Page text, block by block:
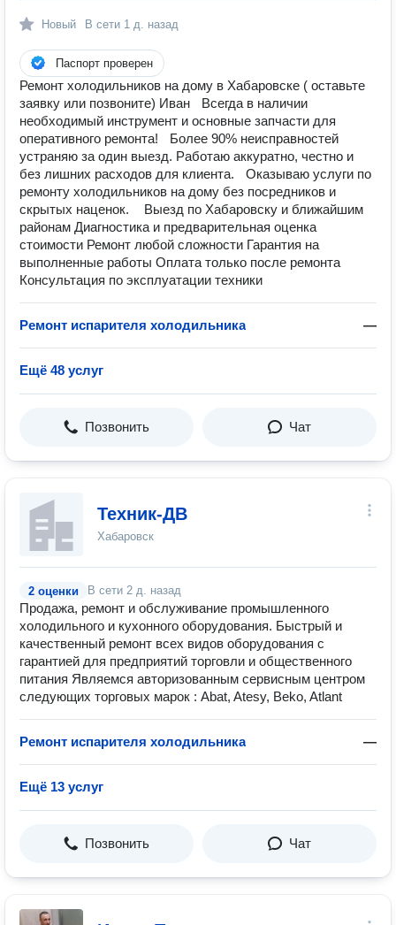
Новый В сети 1 д. назад
Паспорт проверен
Ремонт холодильников на дому в Хабаровске ( оставьте
заявку или позвоните) Иван Всегда в наличии
необходимый инструмент и основные запчасти для
оперативного ремонта! Более 90% неисправностей
устраняю за один выезд. Работаю аккуратно, честно и
без лишних расходов для клиента. Оказываю услуги по
ремонту холодильников на дому без посредников и
скрытых наценок. Выезд по Хабаровску и ближайшим
районам Диагностика и предварительная оценка
стоимости Ремонт любой сложности Гарантия на
выполненные работы Оплата только после ремонта
Консультация по эксплуатации техники
Ремонт испарителя холодильника —
Ещё 48 услуг
Позвонить Чат
Техник-ДВ
Хабаровск
2 оценки В сети 2 д. назад
Продажа, ремонт и обслуживание промышленного
холодильного и кухонного оборудования. Быстрый и
качественный ремонт всех видов оборудования с
гарантией для предприятий торговли и общественного
питания Являемся авторизованным сервисным центром
следующих торговых марок : Abat, Atesy, Beko, Atlant
Ремонт испарителя холодильника —
Ещё 13 услуг
Позвонить Чат